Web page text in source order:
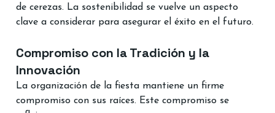
de cerezas. La sostenibilidad se vuelve un aspecto
clave a considerar para asegurar el éxito en el futuro.
Compromiso con la Tradición y la
Innovación
La organización de la fiesta mantiene un firme
compromiso con sus raíces. Este compromiso se